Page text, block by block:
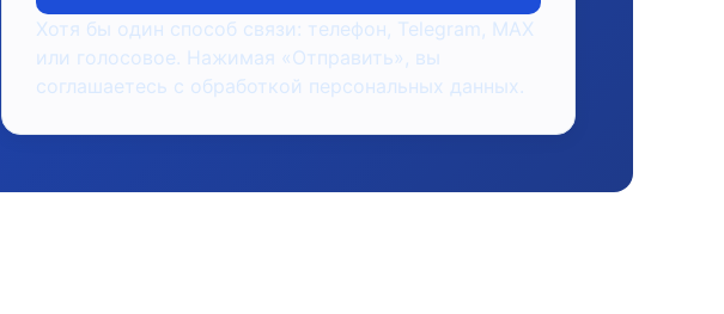
Хотя бы один способ связи: телефон, Telegram, MAX
или голосовое. Нажимая «Отправить», вы
соглашаетесь с обработкой персональных данных.